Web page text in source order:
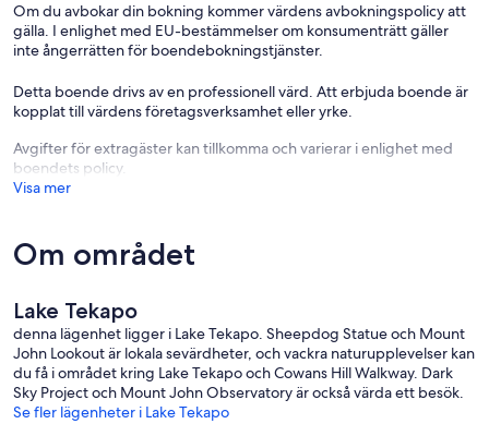
Om du avbokar din bokning kommer värdens avbokningspolicy att
gälla. I enlighet med EU-bestämmelser om konsumenträtt gäller
inte ångerrätten för boendebokningstjänster.
Detta boende drivs av en professionell värd. Att erbjuda boende är
kopplat till värdens företagsverksamhet eller yrke.
Avgifter för extragäster kan tillkomma och varierar i enlighet med
boendets policy.
Visa mer
Om området
Lake Tekapo
denna lägenhet ligger i Lake Tekapo. Sheepdog Statue och Mount
John Lookout är lokala sevärdheter, och vackra naturupplevelser kan
du få i området kring Lake Tekapo och Cowans Hill Walkway. Dark
Sky Project och Mount John Observatory är också värda ett besök.
Se fler lägenheter i Lake Tekapo